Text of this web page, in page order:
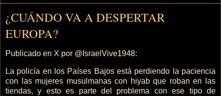
¿CUÁNDO VA A DESPERTAR
EUROPA?
Publicado en X por @IsraelVive1948:
La policía en los Países Bajos está perdiendo la paciencia
con las mujeres musulmanas con hiyab que roban en las
tiendas, y esto es parte del problema con ese tipo de